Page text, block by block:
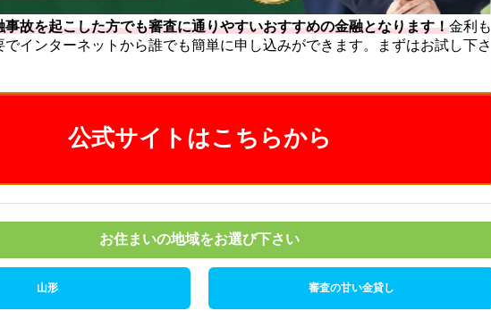
事故を起こした方でも審査に通りやすいおすすめの金融となります！金利も
でインターネットから誰でも簡単に申し込みができます。まずはお試し下さ
公式サイトはこちらから
お住まいの地域をお選び下さい
山形 審査の甘い金貸し